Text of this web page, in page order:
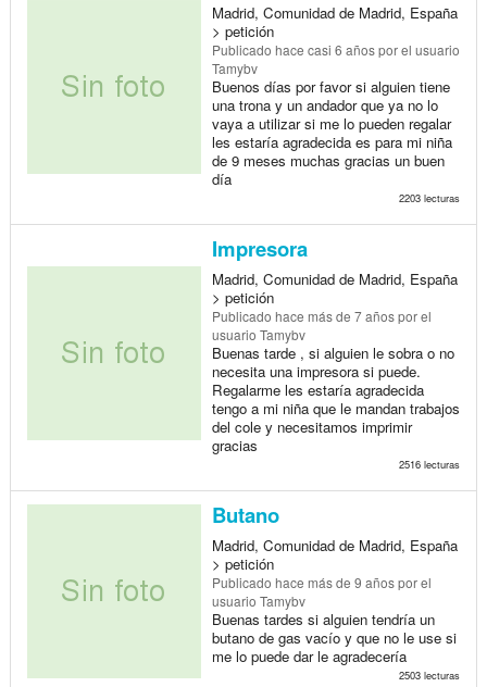
Madrid, Comunidad de Madrid, España
> petición
Publicado hace casi 6 añospor el usuario
Tamybv
Buenos días por favor si alguien tiene
una trona y un andador que ya no lo
vaya a utilizar si me lo pueden regalar
les estaría agradecida es para mi niña
de 9 meses muchas gracias un buen
día
2203 lecturas
Impresora
Madrid, Comunidad de Madrid, España
> petición
Publicado hace más de 7 añospor el
usuario Tamybv
Buenas tarde , si alguien le sobra o no
necesita una impresora si puede.
Regalarme les estaría agradecida
tengo a mi niña que le mandan trabajos
del cole y necesitamos imprimir
gracias
2516 lecturas
Butano
Madrid, Comunidad de Madrid, España
> petición
Publicado hace más de 9 añospor el
usuario Tamybv
Buenas tardes si alguien tendría un
butano de gas vacío y que no le use si
me lo puede dar le agradecería
2503 lecturas